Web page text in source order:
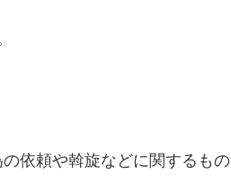
依頼や斡旋などに関するもの